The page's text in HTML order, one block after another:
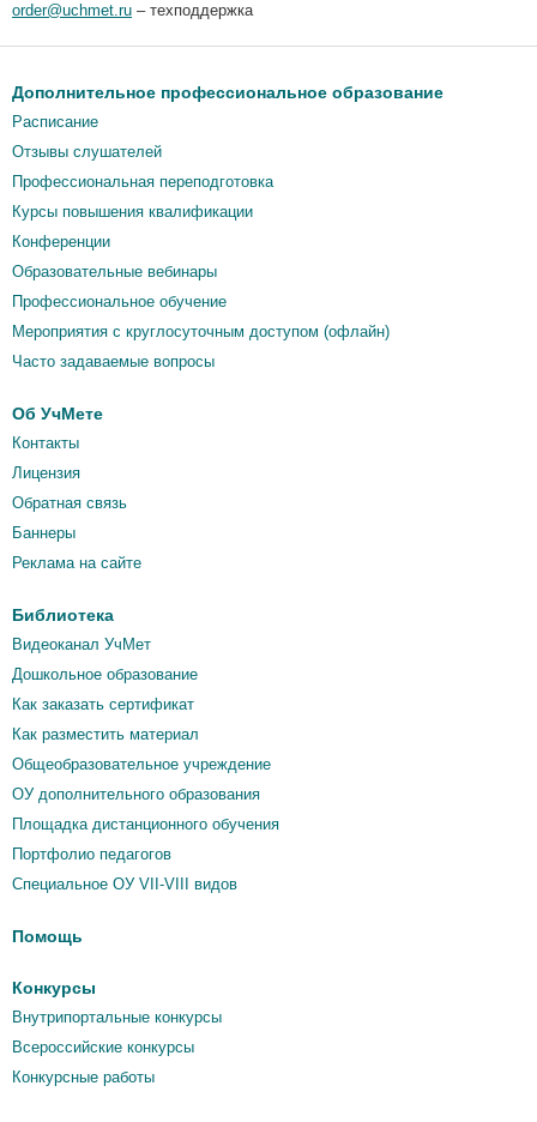
order@uchmet.ru – техподдержка
Дополнительное профессиональное образование
Расписание
Отзывы слушателей
Профессиональная переподготовка
Курсы повышения квалификации
Конференции
Образовательные вебинары
Профессиональное обучение
Мероприятия c круглосуточным доступом (офлайн)
Часто задаваемые вопросы
Об УчМете
Контакты
Лицензия
Обратная связь
Баннеры
Реклама на сайте
Библиотека
Видеоканал УчМет
Дошкольное образование
Как заказать сертификат
Как разместить материал
Общеобразовательное учреждение
ОУ дополнительного образования
Площадка дистанционного обучения
Портфолио педагогов
Специальное ОУ VII-VIII видов
Помощь
Конкурсы
Внутрипортальные конкурсы
Всероссийские конкурсы
Конкурсные работы